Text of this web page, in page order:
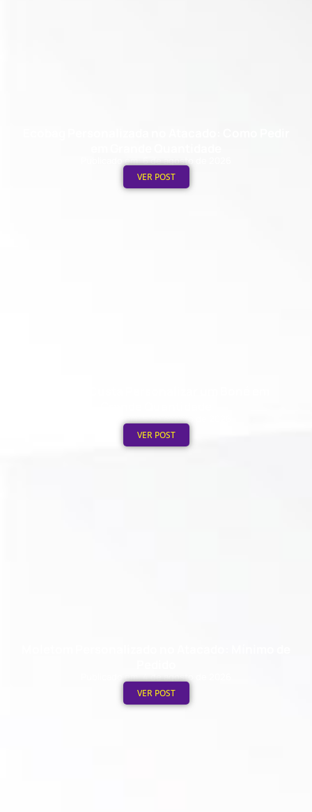
Publicado em: 6 de agosto de 2026
VER POST
Publicado em: 5 de agosto de 2026
VER POST
Publicado em: 4 de agosto de 2026
VER POST